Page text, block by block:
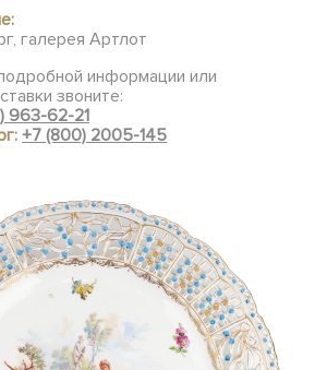
галерея Артлот
информации или
звоните:
963-62-21
+7 (800) 2005-145